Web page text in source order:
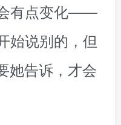
有点变化——
始说别的，但
她告诉，才会